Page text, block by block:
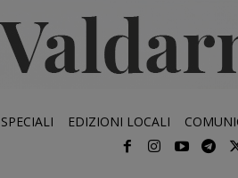
SPECIALI EDIZIONI LOCALI